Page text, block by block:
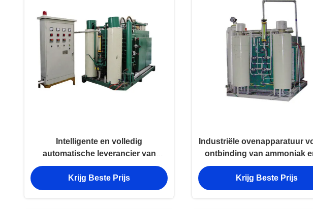
Intelligente en volledig
automatische leverancier van
apparatuur voor elektrische ovens
voor ontbinding van ammoniak
Krijg Beste Prijs
Industriële ovenapparatuur
ontbinding van ammoniak
productie van waterstof
Krijg Beste Prijs